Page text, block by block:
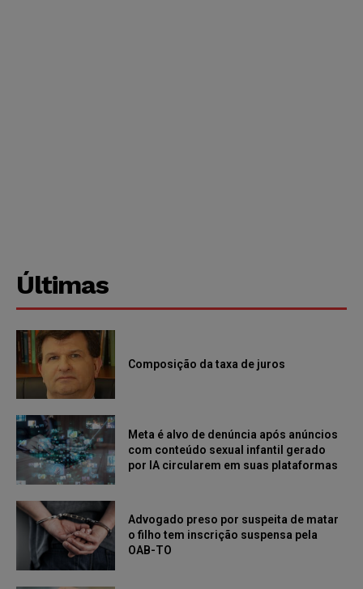
Últimas
Composição da taxa de juros
Meta é alvo de denúncia após anúncios
com conteúdo sexual infantil gerado
por IA circularem em suas plataformas
Advogado preso por suspeita de matar
o filho tem inscrição suspensa pela
OAB-TO